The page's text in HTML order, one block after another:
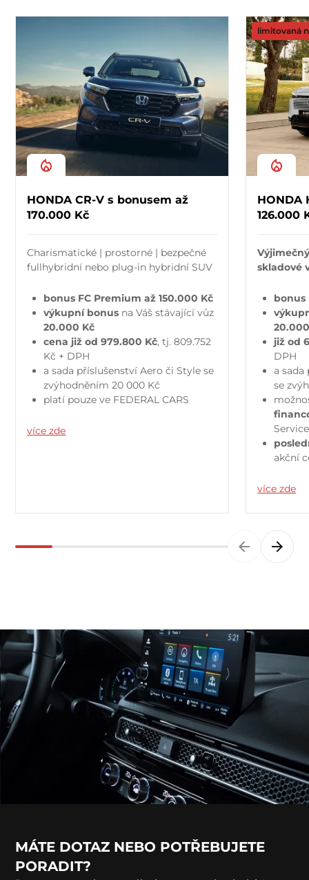
HONDA CR-V s bonusem až
170.000 Kč
Charismatické | prostorné | bezpečné
fullhybridní nebo plug-in hybridní SUV
bonus FC Premium až 150.000 Kč
výkupní bonus na Váš stávající vůz
20.000 Kč
cena již od 979.800 Kč, tj. 809.752
Kč + DPH
a sada příslušenství Aero či Style se
zvýhodněním 20 000 Kč
platí pouze ve FEDERAL CARS
více zde
limitovaná
HONDA
126.000
skladové
bonus
již od
DPH
a sada
se
akční
více zde
MÁTE DOTAZ NEBO POTŘEBUJETE
PORADIT?